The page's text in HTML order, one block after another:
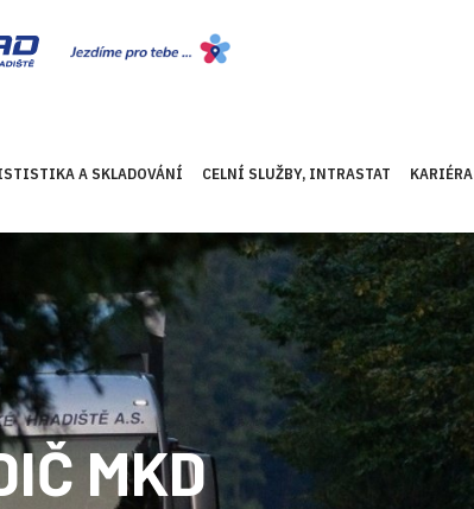
A SKLADOVÁNÍ CELNÍ SLUŽBY, INTRASTAT KARIÉRA
MKD